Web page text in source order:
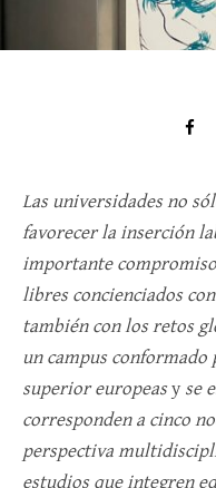
Las universidades no
favorecer la inserción
importante
libres concienciados
también con los retos
un campus
superior europeasy se
corresponden a cinco
perspectiva
estudios que integren